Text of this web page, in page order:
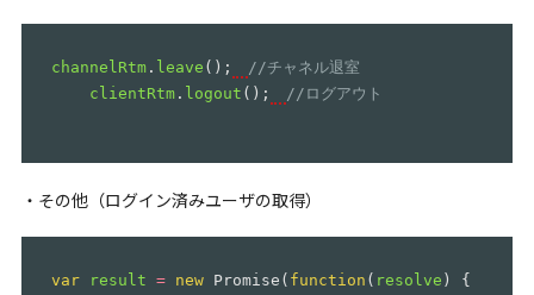
channelRtm . leave ();
//チャネル退室
clientRtm . logout (); //ログアウト
・その他（ログイン済みユーザの取得）
var result = new Promise ( function ( resolve )
{